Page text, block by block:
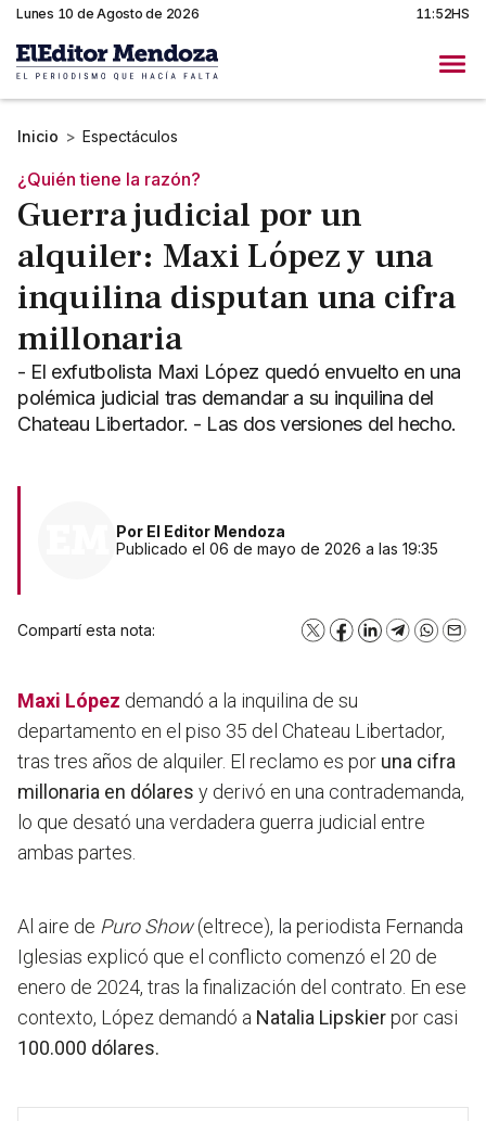
Lunes 10 de Agosto de 2026 11:52HS
Inicio > Espectáculos
¿Quién tiene la razón?
Guerra judicial por un
alquiler: Maxi López y una
inquilina disputan una cifra
millonaria
- El exfutbolista Maxi López quedó envuelto en una
polémica judicial tras demandar a su inquilina del
Chateau Libertador. - Las dos versiones del hecho.
Por El Editor Mendoza
Publicado el 06 de mayo de 2026 a las 19:35
Compartí esta nota: X Facebook
LinkedInTelegram
Maxi López demandó a la inquilina de su
departamento en el piso 35 del Chateau Libertador,
tras tres años de alquiler. El reclamo es por una cifra
millonaria en dólares y derivó en una contrademanda,
lo que desató una verdadera guerra judicial entre
ambas partes.
Al aire de Puro Show(eltrece), la periodista Fernanda
Iglesias explicó que el conflicto comenzó el 20 de
enero de 2024, tras la finalización del contrato. En ese
contexto, López demandó a Natalia Lipskierpor casi
100.000 dólares.